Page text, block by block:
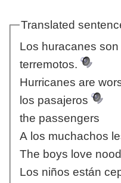
Translated
Los huracanes
terremotos.
Hurricanes are
los pasajeros
the passengers
A los muchachos
The boys love
Los niños están